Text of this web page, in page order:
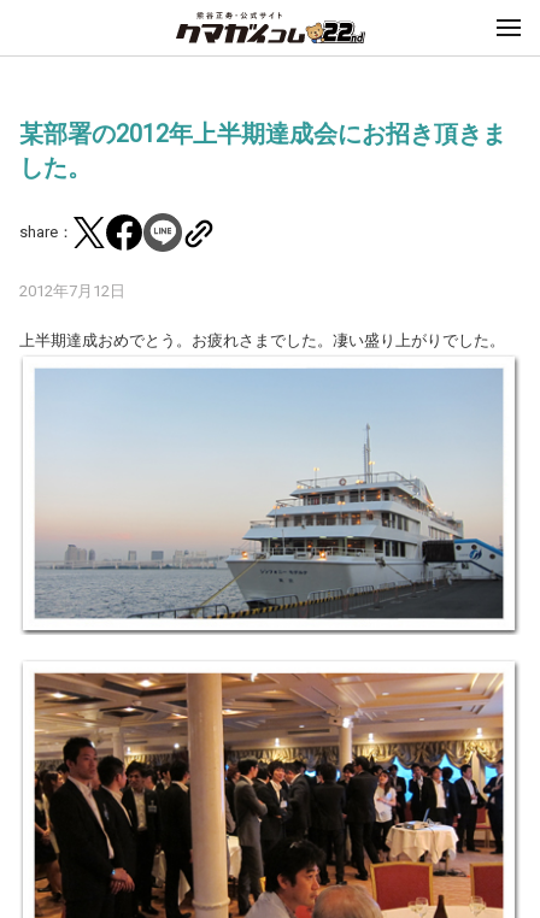
某部署の2012年上半期達成会にお招き頂きま
した。
share：
2012年7月12日
上半期達成おめでとう。お疲れさまでした。凄い盛り上がりでした。